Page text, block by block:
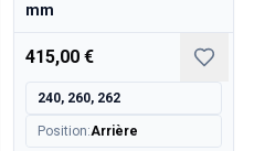
mm
415,00 €
240, 260, 262
Position:Arrière